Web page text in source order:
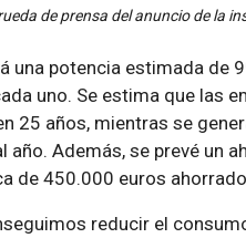
de prensa del anuncio de la
potencia estimada de
uno. Se estima que las
25 años, mientras se
Además, se prevé un
de 450.000 euros
reducir el